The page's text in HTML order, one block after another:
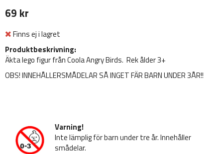
69 kr
Finns ej i lagret
Produktbeskrivning:
Äkta lego figur från Coola Angry Birds. Rek ålder 3+
OBS! INNEHÅLLERSMÅDELAR SÅ INGET FÄR BARN UNDER 3ÅR!!
Varning!
Inte lämplig för barn under tre år. Innehåller
smådelar.